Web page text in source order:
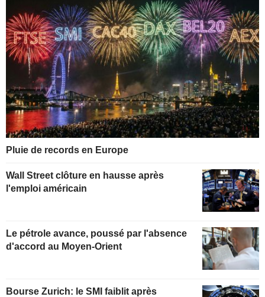
Pluie de records en Europe
Wall Street clôture en hausse après
l'emploi américain
Le pétrole avance, poussé par l'absence
d'accord au Moyen-Orient
Bourse Zurich: le SMI faiblit après